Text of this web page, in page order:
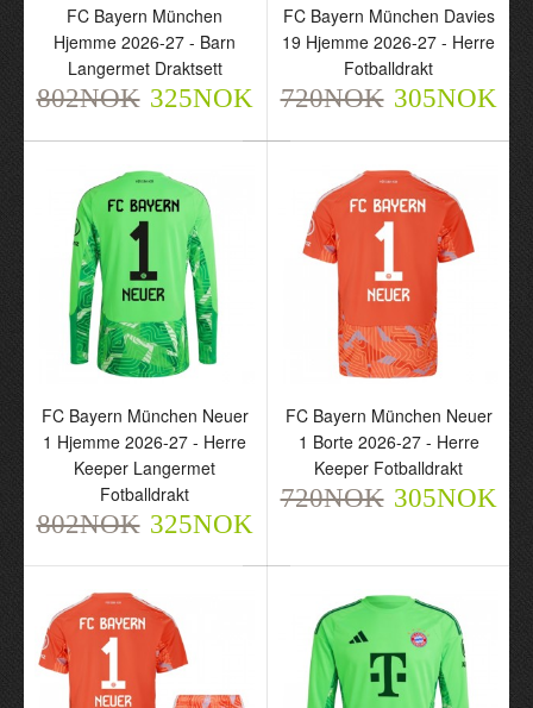
FC Bayern München
Hjemme 2026-27 - Barn
Langermet Draktsett
802NOK 325NOK
FC Bayern München
Davies 19 Hjemme 2026-
27 - Herre Fotballdrakt
720NOK 305NOK
FC Bayern München
Neuer 1 Hjemme 2026-
FC Bayern München
Neuer 1 Borte 2026-27 -
FC Bayern München
Hjemme 2026-27 - Barn
Langermet Draktsett
802NOK 325NOK
FC Bayern München Davies
19 Hjemme 2026-27 - Herre
Fotballdrakt
720NOK 305NOK
FC Bayern München Neuer
1 Hjemme 2026-27 - Herre
Keeper Langermet
Fotballdrakt
802NOK 325NOK
FC Bayern München Neuer
1 Borte 2026-27 - Herre
Keeper Fotballdrakt
720NOK 305NOK